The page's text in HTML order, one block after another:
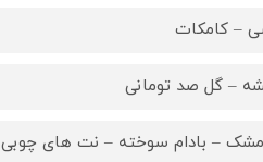
– کامکات
– گل صد تومانی
– بادام سوخته – نت های چوبی